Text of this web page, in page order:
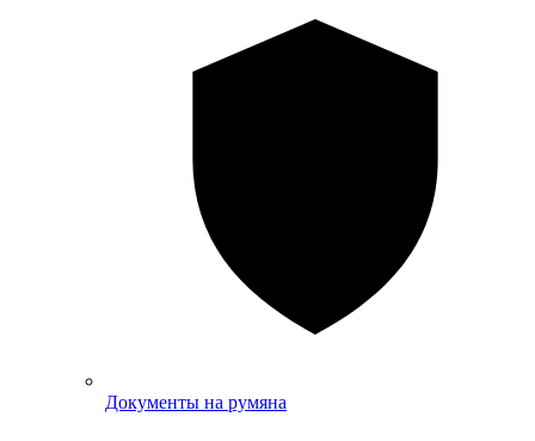
Документы на румяна